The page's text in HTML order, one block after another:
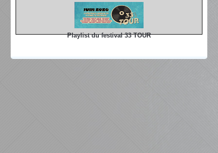
Playlist du festival 33 TOUR